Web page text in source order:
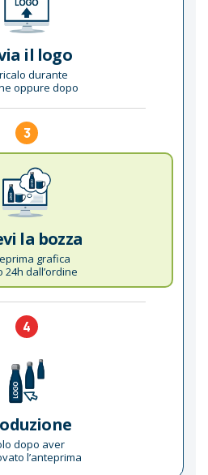
il logo
durante
oppure dopo
3
la bozza
grafica
24h dall’ordine
4
dopo aver
l’anteprima